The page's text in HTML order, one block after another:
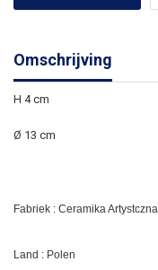
Omschrijving
H 4 cm
Ø 13 cm
Fabriek : Ceramika Artystczna
Land : Polen